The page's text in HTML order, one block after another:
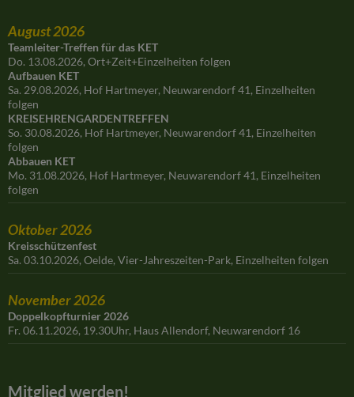
August 2026
Teamleiter-Treffen für das KET
Do. 13.08.2026, Ort+Zeit+Einzelheiten folgen
Aufbauen KET
Sa. 29.08.2026, Hof Hartmeyer, Neuwarendorf 41, Einzelheiten
folgen
KREISEHRENGARDENTREFFEN
So. 30.08.2026, Hof Hartmeyer, Neuwarendorf 41, Einzelheiten
folgen
Abbauen KET
Mo. 31.08.2026, Hof Hartmeyer, Neuwarendorf 41, Einzelheiten
folgen
Oktober 2026
Kreisschützenfest
Sa. 03.10.2026, Oelde, Vier-Jahreszeiten-Park, Einzelheiten folgen
November 2026
Doppelkopfturnier 2026
Fr. 06.11.2026, 19.30Uhr, Haus Allendorf, Neuwarendorf 16
Mitglied werden!